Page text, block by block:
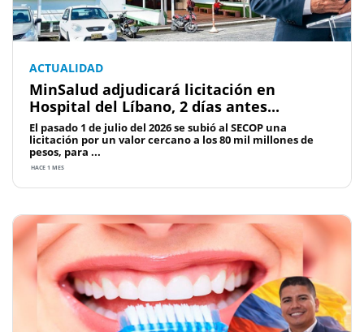
ACTUALIDAD
MinSalud adjudicará licitación en
Hospital del Líbano, 2 días antes...
El pasado 1 de julio del 2026 se subió al SECOP una
licitación por un valor cercano a los 80 mil millones de
pesos, para ...
HACE 1 MES